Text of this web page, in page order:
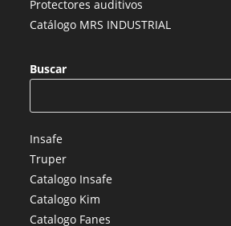
Protectores auditivos
Catálogo MRS INDUSTRIAL
Buscar
Insafe
Truper
Catalogo Insafe
Catalogo Kim
Catalogo Fanes